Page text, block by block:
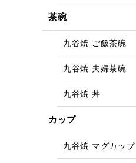
茶碗
九谷焼 ご飯茶碗
九谷焼 夫婦茶碗
九谷焼 丼
カップ
九谷焼 マグカップ